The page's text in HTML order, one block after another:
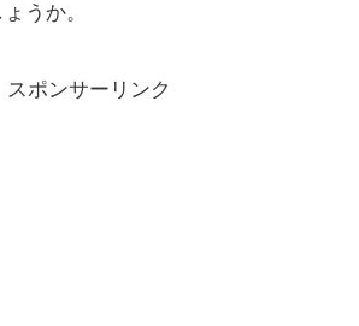
うか。
スポンサーリンク